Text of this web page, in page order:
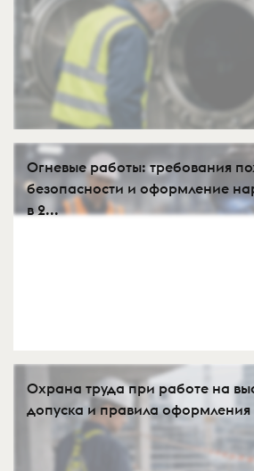
Огневые работы: требования
безопасности и оформление
в 2...
Охрана труда при работе на
допуска и правила